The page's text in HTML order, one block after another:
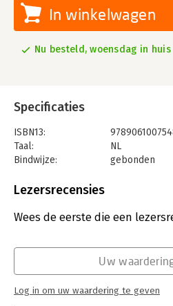
In winkelwagen
Nu besteld, woensdag in huis
Specificaties
ISBN13:
Taal:
NL
Bindwijze:
gebonden
Uitgever:
Verschijningsdatum:
15-11-2021
Literatuur en
Lezersrecensies
Wees de eerste die een
Uw
Log in om uw waardering te geven